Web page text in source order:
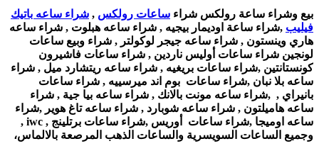
بيع وشراء ساعة رولكس شراء ساعات رولكس , شراء ساعه باتيك
فيليب ,شراء ساعة اوديمار بيجيه , شراء ساعه هبلوت , شراء ساعه
هاري وينستون , شراء ساعه جيجر لوكولتر , شراء وبيع ساعات
لونجين شراء ساعات أوليس ناردين , شراء ساعات فاشيرون
كونستانتين ,شراء ساعات بريغيه , شراء ساعه ريتشارد ميل , شراء
ساعه بلا نبان ,شراء ساعات بوم اند ميرسييه , شراء ساعات
بانيراي , ,شراء ساعه مونت بالانك , شراء ساعه بيا جية , شراء
ساعه هاميلتون , شراء ساعه شوبارد , شراء ساعه تاغ هوير ,شراء
ساعه اوميجا ,شراء ساعات أوريس ,شراء ساعات برتلينج , iwc ,
وجميع الساعات السويسرية والساعات الذهب المرصعة بالالماس،